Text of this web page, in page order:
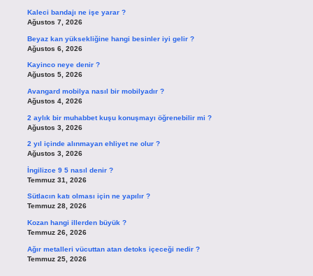
Kaleci bandajı ne işe yarar ?
Ağustos 7, 2026
Beyaz kan yüksekliğine hangi besinler iyi gelir ?
Ağustos 6, 2026
Kayinco neye denir ?
Ağustos 5, 2026
Avangard mobilya nasıl bir mobilyadır ?
Ağustos 4, 2026
2 aylık bir muhabbet kuşu konuşmayı öğrenebilir mi ?
Ağustos 3, 2026
2 yıl içinde alınmayan ehliyet ne olur ?
Ağustos 3, 2026
İngilizce 9 5 nasıl denir ?
Temmuz 31, 2026
Sütlacın katı olması için ne yapılır ?
Temmuz 28, 2026
Kozan hangi illerden büyük ?
Temmuz 26, 2026
Ağır metalleri vücuttan atan detoks içeceği nedir ?
Temmuz 25, 2026